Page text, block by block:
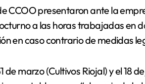
CCOO presentaron ante la
a las horas trabajadas en
en caso contrario de medidas
de marzo (Cultivos Riojal) y el 18